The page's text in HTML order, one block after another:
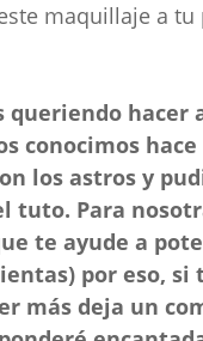
maquillaje a
queriendo hacer
conocimos
los astros y
tuto. Para
te ayude a
por eso, si
más deja un